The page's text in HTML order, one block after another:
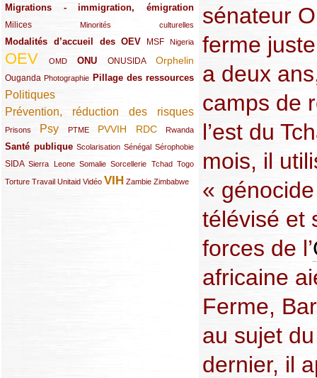
Migrations - immigration, émigration
(67/289)
Milices
(34/289) Minorités culturelles
(15/289)
Modalités d’accueil des OEV
(58/289) MSF
(54/289) Nigeria
(27/289)
OEV
(269/289) OMD
(26/289) ONU
(58/289) ONUSIDA
(44/289) Orphelin
(112/289)
Ouganda
(29/289) Photographie
(27/289) Pillage des ressources
(77/289)
Politiques
(120/289)
Prévention, réduction des risques
(131/289)
Prisons
(22/289) Psy
(119/289) PTME
(12/289) PVVIH
(111/289) RDC
(104/289) Rwanda
(23/289)
Santé publique
(59/289) Scolarisation
(9/289) Sénégal
(13/289) Sérophobie
(19/289)
SIDA
(29/289)Sierra Leone
(13/289) Somalie
(12/289) Sorcellerie
(19/289) Tchad
(10/289) Togo
(15/289)
Torture
(17/289)Travail
(21/289) Unitaid
(26/289) Vidéo
(23/289) VIH
(154/289) Zambie
(12/289) Zimbabwe
(21/289)
sénateur
ferme
a deux
camps de
l’est du
mois, il
«
télévisé et
forces de l’
africaine
Ferme,
au sujet
dernier, il